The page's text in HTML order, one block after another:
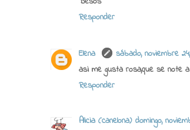
Responder
Elena
sábado, noviembre
asi me gusta rosa,que se note a
Responder
Alicia (canelona) domingo,